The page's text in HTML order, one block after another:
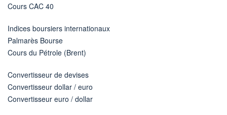
Cours CAC 40
Indices boursiers internationaux
Palmarès Bourse
Cours du Pétrole (Brent)
Convertisseur de devises
Convertisseur dollar / euro
Convertisseur euro / dollar